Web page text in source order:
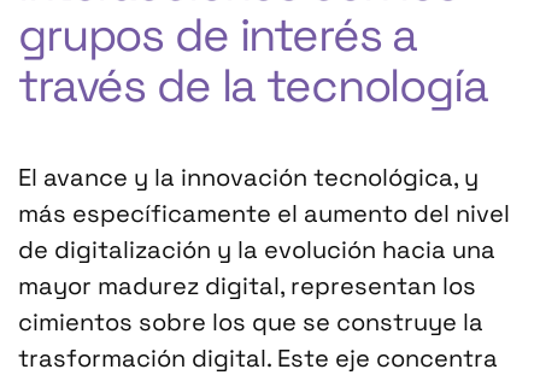
grupos de interés a
través de la tecnología
El avance y la innovación tecnológica, y
más específicamente el aumento del nivel
de digitalización y la evolución hacia una
mayor madurez digital, representan los
cimientos sobre los que se construye la
trasformación digital. Este eje concentra